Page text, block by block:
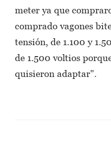
meter ya que
comprado vagones
tensión, de 1.100 y
de 1.500 voltios
quisieron adaptar".